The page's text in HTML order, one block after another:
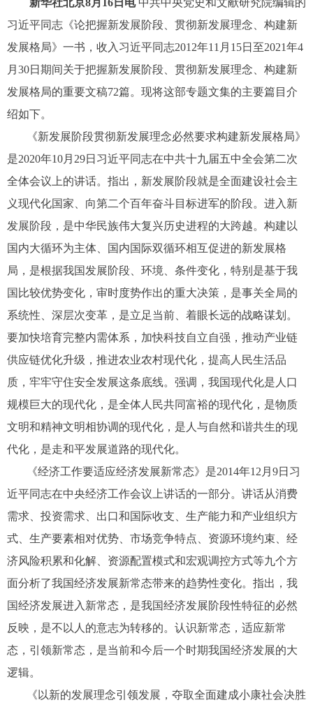
新华社北京8月16日电中共中央党史和文献研究院编辑的
习近平同志《论把握新发展阶段、贯彻新发展理念、构建新
发展格局》一书，收入习近平同志2012年11月15日至2021年4
月30日期间关于把握新发展阶段、贯彻新发展理念、构建新
发展格局的重要文稿72篇。现将这部专题文集的主要篇目介
绍如下。
《新发展阶段贯彻新发展理念必然要求构建新发展格局》
是2020年10月29日习近平同志在中共十九届五中全会第二次
全体会议上的讲话。指出，新发展阶段就是全面建设社会主
义现代化国家、向第二个百年奋斗目标进军的阶段。进入新
发展阶段，是中华民族伟大复兴历史进程的大跨越。构建以
国内大循环为主体、国内国际双循环相互促进的新发展格
局，是根据我国发展阶段、环境、条件变化，特别是基于我
国比较优势变化，审时度势作出的重大决策，是事关全局的
系统性、深层次变革，是立足当前、着眼长远的战略谋划。
要加快培育完整内需体系，加快科技自立自强，推动产业链
供应链优化升级，推进农业农村现代化，提高人民生活品
质，牢牢守住安全发展这条底线。强调，我国现代化是人口
规模巨大的现代化，是全体人民共同富裕的现代化，是物质
文明和精神文明相协调的现代化，是人与自然和谐共生的现
代化，是走和平发展道路的现代化。
《经济工作要适应经济发展新常态》是2014年12月9日习
近平同志在中央经济工作会议上讲话的一部分。讲话从消费
需求、投资需求、出口和国际收支、生产能力和产业组织方
式、生产要素相对优势、市场竞争特点、资源环境约束、经
济风险积累和化解、资源配置模式和宏观调控方式等九个方
面分析了我国经济发展新常态带来的趋势性变化。指出，我
国经济发展进入新常态，是我国经济发展阶段性特征的必然
反映，是不以人的意志为转移的。认识新常态，适应新常
态，引领新常态，是当前和今后一个时期我国经济发展的大
逻辑。
《以新的发展理念引领发展，夺取全面建成小康社会决胜